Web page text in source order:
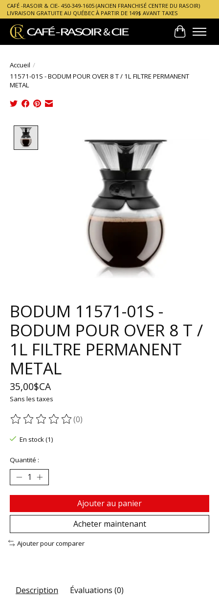
CAFÉ -RASOIR & CIE- 450-349-1605 (ANCIEN FRANCHISÉ CENTRE DU RASOIR)
LIVRAISON GRATUITE AU QUÉBEC À PARTIR DE 149$ AVANT TAXES
Panier
Accueil /
11571-01S - BODUM POUR OVER 8 T / 1L FILTRE PERMANENT
METAL
BODUM 11571-01S -
BODUM POUR OVER 8 T /
1L FILTRE PERMANENT
METAL
35,00$CA
Sans les taxes
Ce produit est évalué à
(0)
En stock (1)
Quantité :
Ajouter au panier
Acheter maintenant
Ajouter pour comparer
Description Évaluations (0)